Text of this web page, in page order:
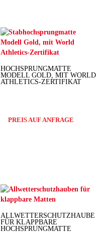
HOCHSPRUNGMATTE
MODELL GOLD, MIT WORLD
ATHLETICS-ZERTIFIKAT
PREIS AUF ANFRAGE
ALLWETTERSCHUTZHAUBE
FÜR KLAPPBARE
HOCHSPRUNGMATTE